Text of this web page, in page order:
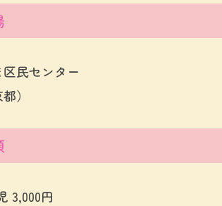
区民センター
）
3,000円